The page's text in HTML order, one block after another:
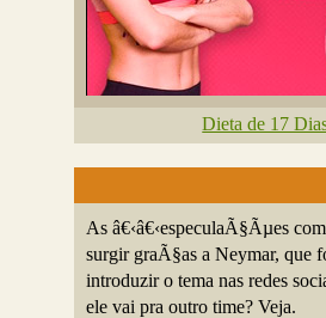
Dieta de 17
As â€‹â€‹especulaÃ§Ãµes
surgir graÃ§as a Neymar, que
introduzir o tema nas redes
ele vai pra outro time? Veja.